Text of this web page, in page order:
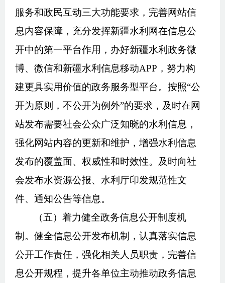
服务和政民互动三大功能要求，完善网站信
息内容保障，充分发挥新疆水利网在信息公
开中的第一平台作用，办好新疆水利政务微
博、微信和新疆水利信息移动APP ，努力构
建更具实用价值的政务服务型平台。按照“公
开为原则，不公开为例外”的要求，及时在网
站发布需要社会公众广泛知晓的水利信息，
强化网站内容的更新和维护，增强水利信息
发布的覆盖面、权威性和时效性。及时向社
会发布水资源公报、水利厅印发规范性文
件、通知公告等信息。
（五）着力健全政务信息公开制度机
制。健全信息公开发布机制，认真落实信息
公开工作责任，强化相关人员职责，完善信
息公开规程，提升各单位主动推动政务信息